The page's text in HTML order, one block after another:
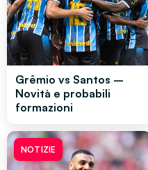
Grêmio vs Santos –
Novità e probabili
formazioni
NOTIZIE